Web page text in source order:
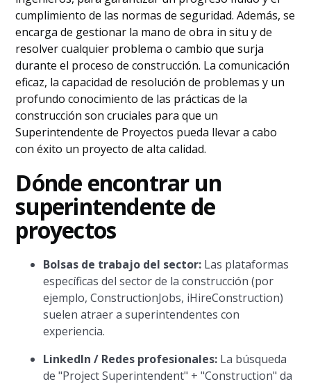
cumplimiento de las normas de seguridad. Además, se
encarga de gestionar la mano de obra in situ y de
resolver cualquier problema o cambio que surja
durante el proceso de construcción. La comunicación
eficaz, la capacidad de resolución de problemas y un
profundo conocimiento de las prácticas de la
construcción son cruciales para que un
Superintendente de Proyectos pueda llevar a cabo
con éxito un proyecto de alta calidad.
Dónde encontrar un
superintendente de
proyectos
Bolsas de trabajo del sector: Las plataformas
específicas del sector de la construcción (por
ejemplo, ConstructionJobs, iHireConstruction)
suelen atraer a superintendentes con
experiencia.
LinkedIn / Redes profesionales: La búsqueda
de "Project Superintendent" + "Construction" da